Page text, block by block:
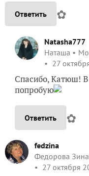
Ответить ✿
Natasha777
Наташа
27
Спасибо, Катюш!
попробую
Ответить ✿
fedzina
Федорова
27 октября